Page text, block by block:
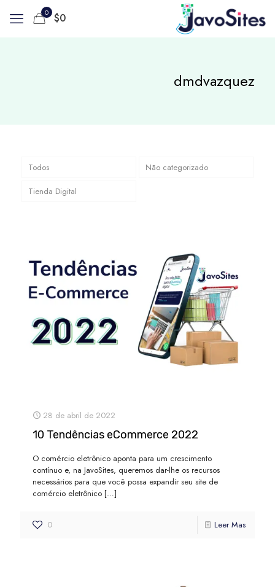
0 $0
dmdvazquez
Todos Não categorizado
Tienda Digital
28 de abril de 2022
10 Tendências eCommerce 2022
O comércio eletrônico aponta para um crescimento
contínuo e, na JavoSites, queremos dar-lhe os recursos
necessários para que você possa expandir seu site de
comércio eletrônico […]
0 Leer Mas